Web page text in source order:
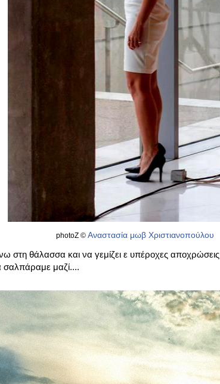
photoZ © Αναστασία μωβ Χριστιανοπούλου
στη θάλασσα και να γεμίζει ε υπέροχες
σαλπάραμε μαζί....